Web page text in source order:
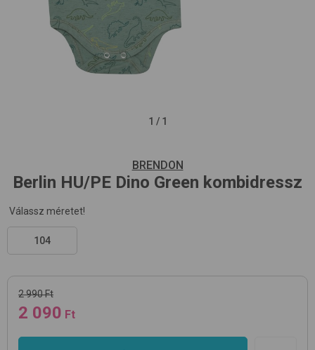
1 / 1
BRENDON
Berlin HU/PE Dino Green kombidressz
Válassz méretet!
104
2 990 Ft
2 090 Ft